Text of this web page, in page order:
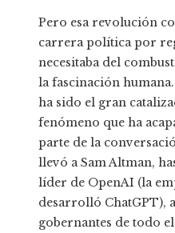
Pero esa revolución
carrera política por
necesitaba del
la fascinación
ha sido el gran
fenómeno que ha
parte de la
llevó a Sam Altman,
líder de OpenAI (la
desarrolló ChatGPT),
gobernantes de todo